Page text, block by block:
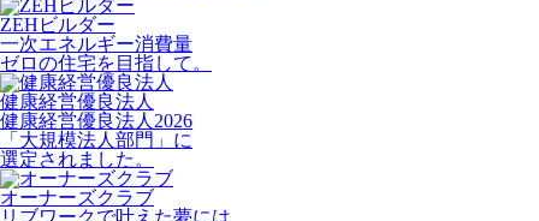
ZEHビルダー
一次エネルギー消費量
ゼロの住宅を目指して。
健康経営優良法人
健康経営優良法人2026
「大規模法人部門」に
選定されました。
オーナーズクラブ
リブワークで叶えた夢には